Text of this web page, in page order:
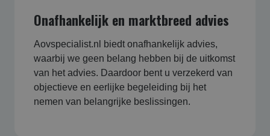
Onafhankelijk en marktbreed advies
Aovspecialist.nl biedt onafhankelijk advies,
waarbij we geen belang hebben bij de uitkomst
van het advies. Daardoor bent u verzekerd van
objectieve en eerlijke begeleiding bij het
nemen van belangrijke beslissingen.